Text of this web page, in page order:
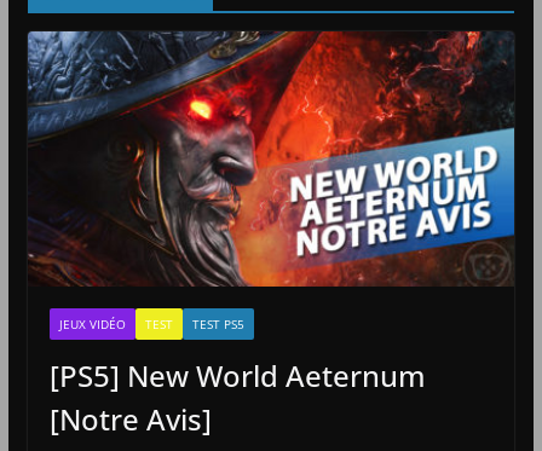
JEUX VIDÉO TEST TEST PS5
[PS5] New World Aeternum
[Notre Avis]